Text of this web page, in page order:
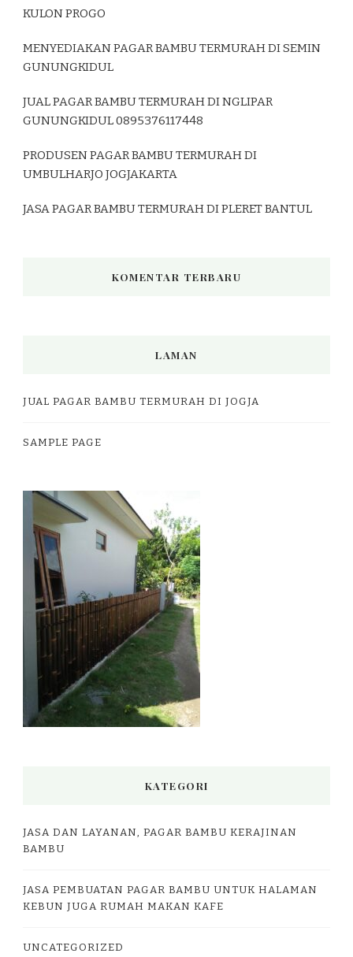
KULON PROGO
MENYEDIAKAN PAGAR BAMBU TERMURAH DI SEMIN
GUNUNGKIDUL
JUAL PAGAR BAMBU TERMURAH DI NGLIPAR
GUNUNGKIDUL 0895376117448
PRODUSEN PAGAR BAMBU TERMURAH DI
UMBULHARJO JOGJAKARTA
JASA PAGAR BAMBU TERMURAH DI PLERET BANTUL
KOMENTAR TERBARU
LAMAN
JUAL PAGAR BAMBU TERMURAH DI JOGJA
SAMPLE PAGE
KATEGORI
JASA DAN LAYANAN, PAGAR BAMBU KERAJINAN
BAMBU
JASA PEMBUATAN PAGAR BAMBU UNTUK HALAMAN
KEBUN JUGA RUMAH MAKAN KAFE
UNCATEGORIZED